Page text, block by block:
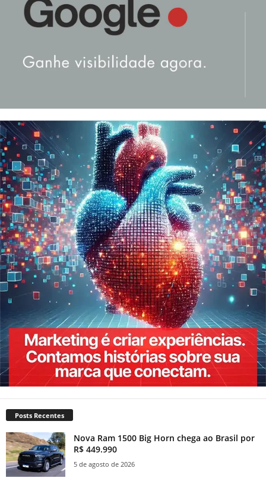
Posts Recentes
Nova Ram 1500 Big Horn chega ao Brasil por
R$ 449.990
5 de agosto de 2026